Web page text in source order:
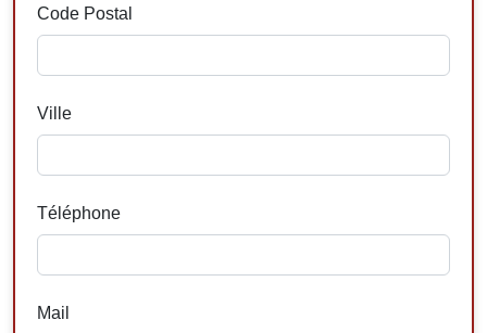
Code Postal
Ville
Téléphone
Mail